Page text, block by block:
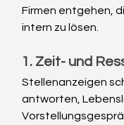
Firmen entgehen,
intern zu lösen.
1. Zeit- und
Stellenanzeigen
antworten,